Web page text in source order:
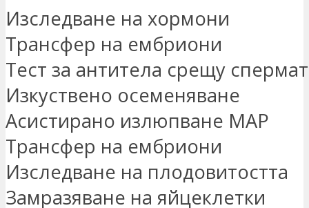
Изследване на хормони
Трансфер на ембриони
Тест за антитела срещу
Изкуствено осеменяване
Асистирано излюпване MAP
Трансфер на ембриони
Изследване на плодовитостта
Замразяване на яйцеклетки